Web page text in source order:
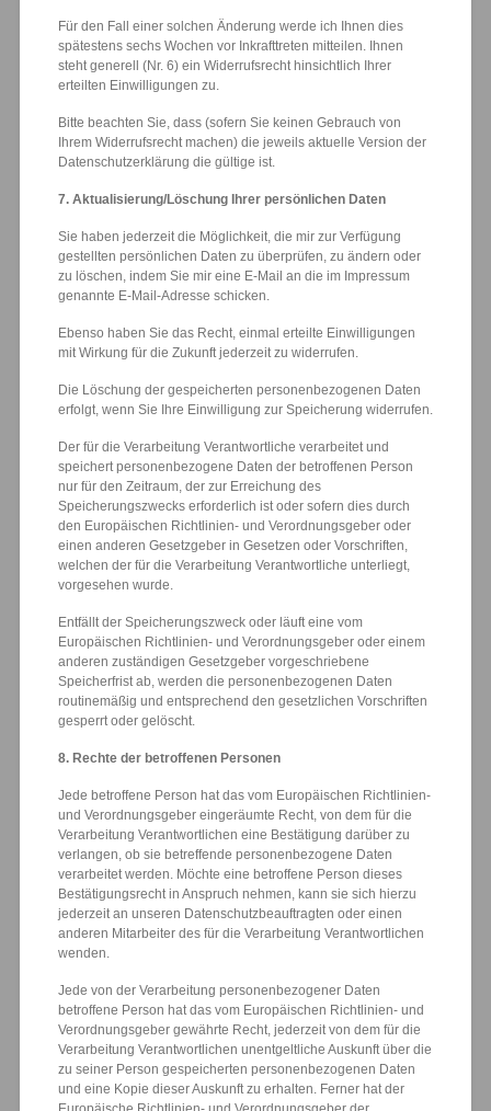
Für den Fall einer solchen Änderung werde ich Ihnen dies
spätestens sechs Wochen vor Inkrafttreten mitteilen. Ihnen
steht generell (Nr. 6) ein Widerrufsrecht hinsichtlich Ihrer
erteilten Einwilligungen zu.
Bitte beachten Sie, dass (sofern Sie keinen Gebrauch von
Ihrem Widerrufsrecht machen) die jeweils aktuelle Version der
Datenschutzerklärung die gültige ist.
7. Aktualisierung/Löschung Ihrer persönlichen Daten
Sie haben jederzeit die Möglichkeit, die mir zur Verfügung
gestellten persönlichen Daten zu überprüfen, zu ändern oder
zu löschen, indem Sie mir eine E-Mail an die im Impressum
genannte E-Mail-Adresse schicken.
Ebenso haben Sie das Recht, einmal erteilte Einwilligungen
mit Wirkung für die Zukunft jederzeit zu widerrufen.
Die Löschung der gespeicherten personenbezogenen Daten
erfolgt, wenn Sie Ihre Einwilligung zur Speicherung widerrufen.
Der für die Verarbeitung Verantwortliche verarbeitet und
speichert personenbezogene Daten der betroffenen Person
nur für den Zeitraum, der zur Erreichung des
Speicherungszwecks erforderlich ist oder sofern dies durch
den Europäischen Richtlinien- und Verordnungsgeber oder
einen anderen Gesetzgeber in Gesetzen oder Vorschriften,
welchen der für die Verarbeitung Verantwortliche unterliegt,
vorgesehen wurde.
Entfällt der Speicherungszweck oder läuft eine vom
Europäischen Richtlinien- und Verordnungsgeber oder einem
anderen zuständigen Gesetzgeber vorgeschriebene
Speicherfrist ab, werden die personenbezogenen Daten
routinemäßig und entsprechend den gesetzlichen Vorschriften
gesperrt oder gelöscht.
8. Rechte der betroffenen Personen
Jede betroffene Person hat das vom Europäischen Richtlinien-
und Verordnungsgeber eingeräumte Recht, von dem für die
Verarbeitung Verantwortlichen eine Bestätigung darüber zu
verlangen, ob sie betreffende personenbezogene Daten
verarbeitet werden. Möchte eine betroffene Person dieses
Bestätigungsrecht in Anspruch nehmen, kann sie sich hierzu
jederzeit an unseren Datenschutzbeauftragten oder einen
anderen Mitarbeiter des für die Verarbeitung Verantwortlichen
wenden.
Jede von der Verarbeitung personenbezogener Daten
betroffene Person hat das vom Europäischen Richtlinien- und
Verordnungsgeber gewährte Recht, jederzeit von dem für die
Verarbeitung Verantwortlichen unentgeltliche Auskunft über die
zu seiner Person gespeicherten personenbezogenen Daten
und eine Kopie dieser Auskunft zu erhalten. Ferner hat der